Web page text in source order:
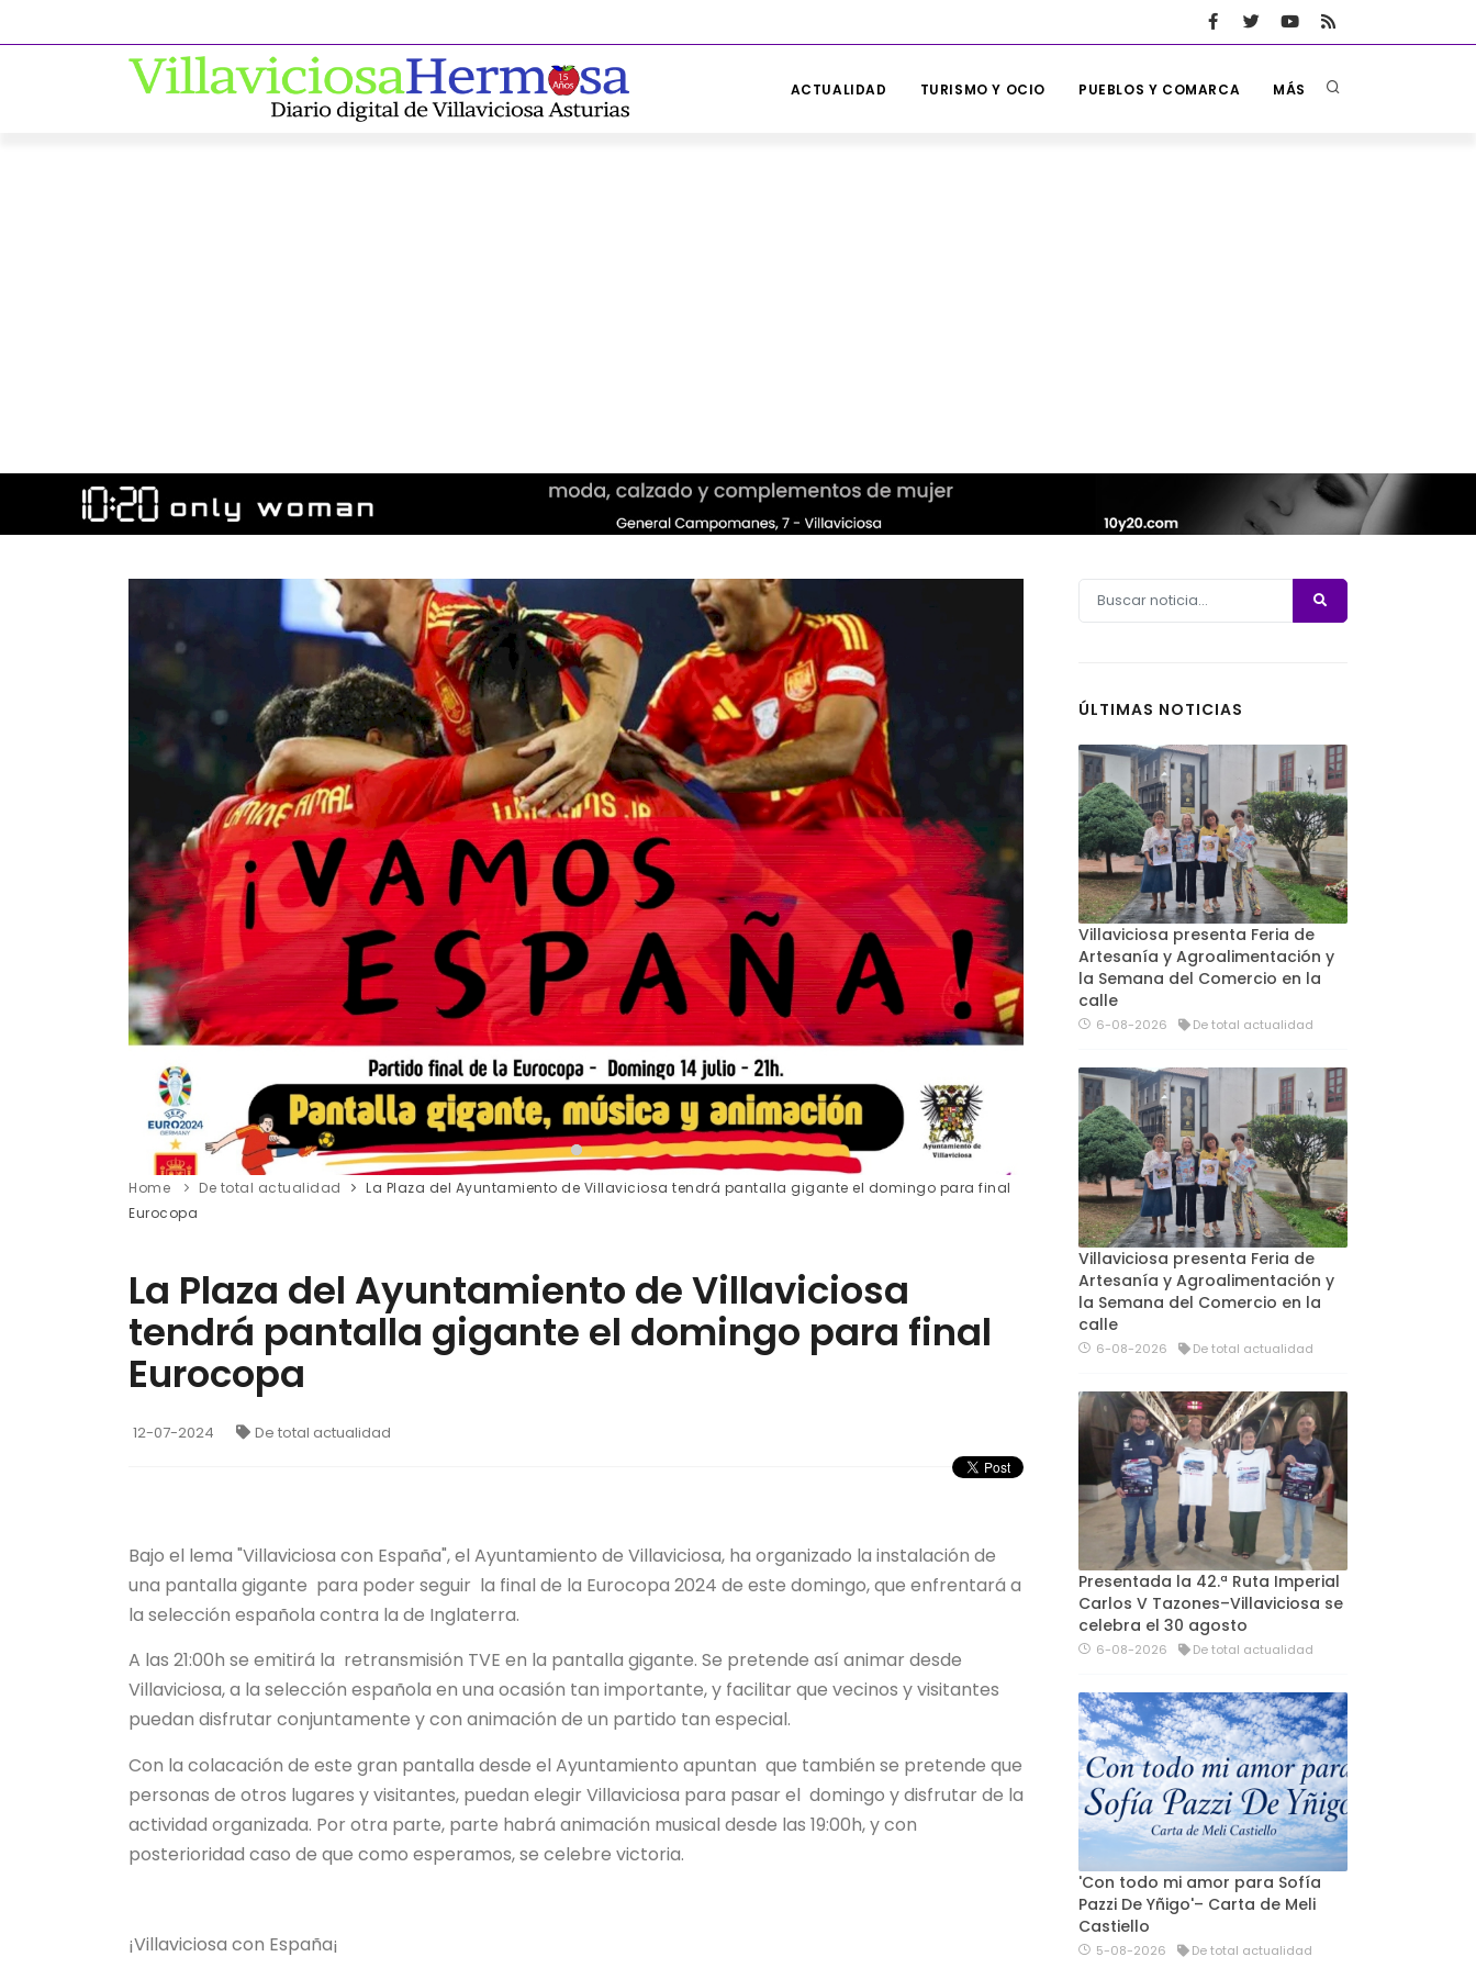
ACTUALIDAD TURISMO Y OCIO PUEBLOS Y COMARCA MÁS
Home De total actualidad
La Plaza del Ayuntamiento de Villaviciosa tendrá pantalla gigante el domingo para final
Eurocopa
La Plaza del Ayuntamiento de Villaviciosa
tendrá pantalla gigante el domingo para final
Eurocopa
12-07-2024 De total actualidad
Bajo el lema "Villaviciosa con España", el Ayuntamiento de Villaviciosa, ha organizado la instalación de
una pantalla gigante para poder seguir la final de la Eurocopa 2024 de este domingo, que enfrentará a
la selección española contra la de Inglaterra.
A las 21:00h se emitirá la retransmisión TVE en la pantalla gigante. Se pretende así animar desde
Villaviciosa, a la selección española en una ocasión tan importante, y facilitar que vecinos y visitantes
puedan disfrutar conjuntamente y con animación de un partido tan especial.
Con la colacación de este gran pantalla desde el Ayuntamiento apuntan que también se pretende que
personas de otros lugares y visitantes, puedan elegir Villaviciosa para pasar el domingo y disfrutar de la
actividad organizada. Por otra parte, parte habrá animación musical desde las 19:00h, y con
posterioridad caso de que como esperamos, se celebre victoria.
¡Villaviciosa con España¡
ÚLTIMAS NOTICIAS
Villaviciosa presenta Feria de
Artesanía y Agroalimentación y
la Semana del Comercio en la
calle
6-08-2026 De total actualidad
Villaviciosa presenta Feria de
Artesanía y Agroalimentación y
la Semana del Comercio en la
calle
6-08-2026 De total actualidad
Presentada la 42.ª Ruta Imperial
Carlos V Tazones–Villaviciosa se
celebra el 30 agosto
6-08-2026 De total actualidad
'Con todo mi amor para Sofía
Pazzi De Yñigo'– Carta de Meli
Castiello
5-08-2026 De total actualidad